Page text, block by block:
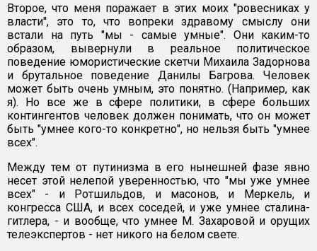
Второе, что меня поражает в этих моих "ровесниках у
власти", это то, что вопреки здравому смыслу они
встали на путь "мы - самые умные". Они каким-то
образом, вывернули в реальное политическое
поведение юмористические скетчи Михаила Задорнова
и брутальное поведение Данилы Багрова. Человек
может быть очень умным, это понятно. (Например, как
я). Но все же в сфере политики, в сфере больших
контингентов человек должен понимать, что он может
быть "умнее кого-то конкретно", но нельзя быть "умнее
всех".
Между тем от путинизма в его нынешней фазе явно
несет этой нелепой уверенностью, что "мы уже умнее
всех" - и Ротшильдов, и масонов, и Меркель, и
конгресса США, и всех соседей, и уже умнее сталина-
гитлера, - и вообще, что умнее М. Захаровой и орущих
телеэкспертов - нет никого на белом свете.